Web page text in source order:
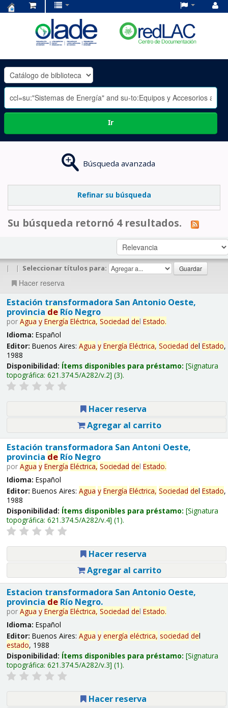
OLADE
-
Ir
Búsqueda avanzada
Refinar su búsqueda
Su búsqueda retornó 4 resultados.
| | Seleccionar títulos para:
Hacer reserva
Estación transformadora San Antonio Oeste,
provincia deRío Negro
por Agua y Energía Eléctrica, Sociedad del Estado.
Idioma: Español
Editor: Buenos Aires: Agua y Energía Eléctrica, Sociedad del Estado,
1988
Disponibilidad: Ítems disponibles para préstamo: Signatura
topográfica: 621.374.5/A282/v.2 (3).
Hacer reserva
Agregar al carrito
Estación transformadora San Antoni Oeste,
provincia deRío Negro
por Agua y Energía Eléctrica, Sociedad del Estado.
Idioma: Español
Editor: Buenos Aires: Agua y Energía Eléctrica, Sociedad del Estado,
1988
Disponibilidad: Ítems disponibles para préstamo: Signatura
topográfica: 621.374.5/A282/v.4 (1).
Hacer reserva
Agregar al carrito
Estacion transformadora San Antonio Oeste,
provincia deRío Negro.
por Agua y Energía Eléctrica, Sociedad del Estado.
Idioma: Español
Editor: Buenos Aires: Agua y energía eléctrica, sociedad del
estado, 1988
Disponibilidad: Ítems disponibles para préstamo: Signatura
topográfica: 621.374.5/A282/v.3 (1).
Hacer reserva